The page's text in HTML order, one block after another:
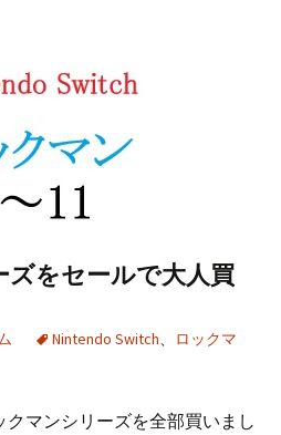
ズをセールで大人買
Nintendo Switch、
ロックマ
クマンシリーズを全部買いまし